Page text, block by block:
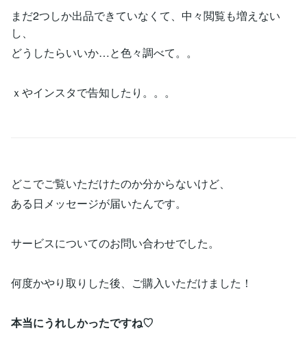
まだ2つしか出品できていなくて、中々閲覧も増えない
し、
どうしたらいいか…と色々調べて。。
ｘやインスタで告知したり。。。
どこでご覧いただけたのか分からないけど、
ある日メッセージが届いたんです。
サービスについてのお問い合わせでした。
何度かやり取りした後、ご購入いただけました！
本当にうれしかったですね♡